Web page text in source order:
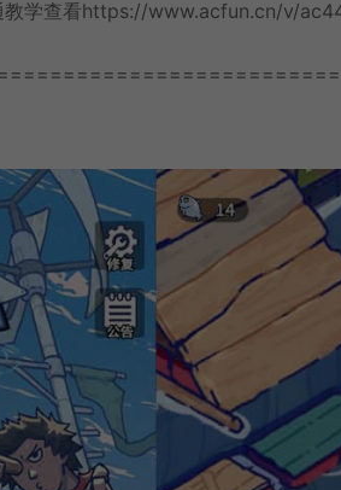
教学查看https://www.acfun.cn/v/